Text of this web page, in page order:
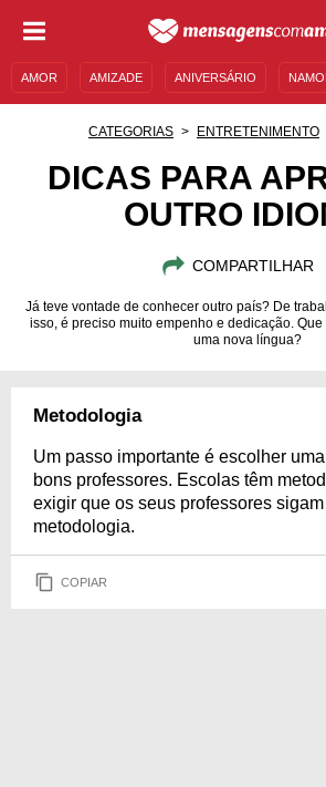
AMOR AMIZADE ANIVERSÁRIO
MENSAGENS E FRASES MENSAGENS DE
CATEGORIAS ENTRETENIMENTO
DICAS PARA
OUTRO
COMPARTILHAR
Já teve vontade de conhecer outro país? De
isso, é preciso muito empenho e dedicação.
uma nova língua?
Metodologia
Um passo importante é escolher
bons professores. Escolas têm
exigir que os seus professores
metodologia.
COPIAR